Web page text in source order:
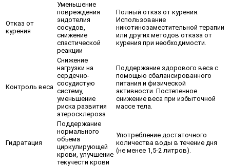
Отказ от
курения
Уменьшение
повреждения
эндотелия
сосудов,
снижение
спастической
реакции
Полный отказ от курения.
Использование
никотинозаместительной терапии
или других методов отказа от
курения при необходимости.
Контроль веса
Снижение
нагрузки на
сердечно-
сосудистую
систему,
уменьшение
риска развития
атеросклероза
Поддержание здорового веса с
помощью сбалансированного
питания и физической
активности. Постепенное
снижение веса при избыточной
массе тела.
Гидратация
Поддержание
нормального
объема
циркулирующей
крови, улучшение
текучести крови
Употребление достаточного
количества воды в течение дня
(не менее 1,5-2 литров).